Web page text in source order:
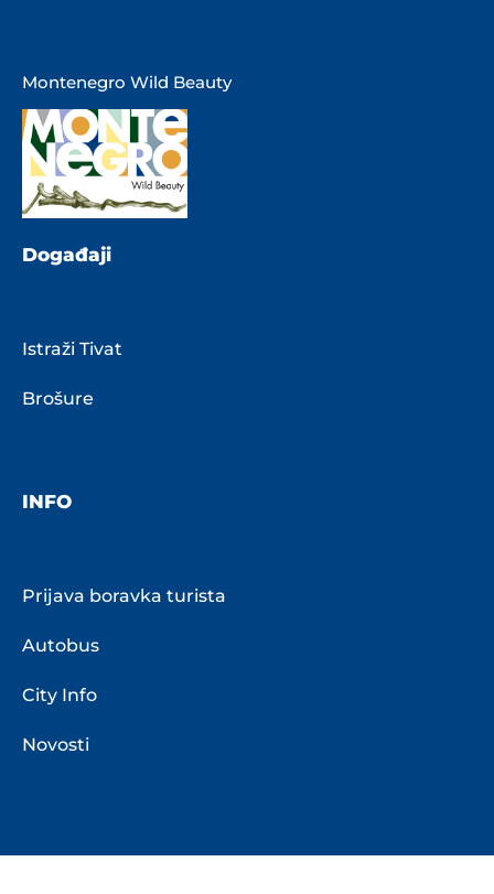
Montenegro Wild Beauty
Događaji
Istraži Tivat
Brošure
INFO
Prijava boravka turista
Autobus
City Info
Novosti